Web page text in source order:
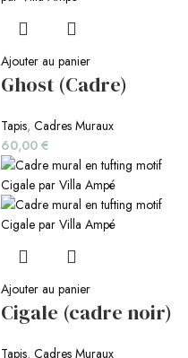
Ajouter au panier
Ghost (Cadre)
Tapis, Cadres Muraux
60,00 €
Ajouter au panier
Cigale (cadre noir)
Tapis, Cadres Muraux